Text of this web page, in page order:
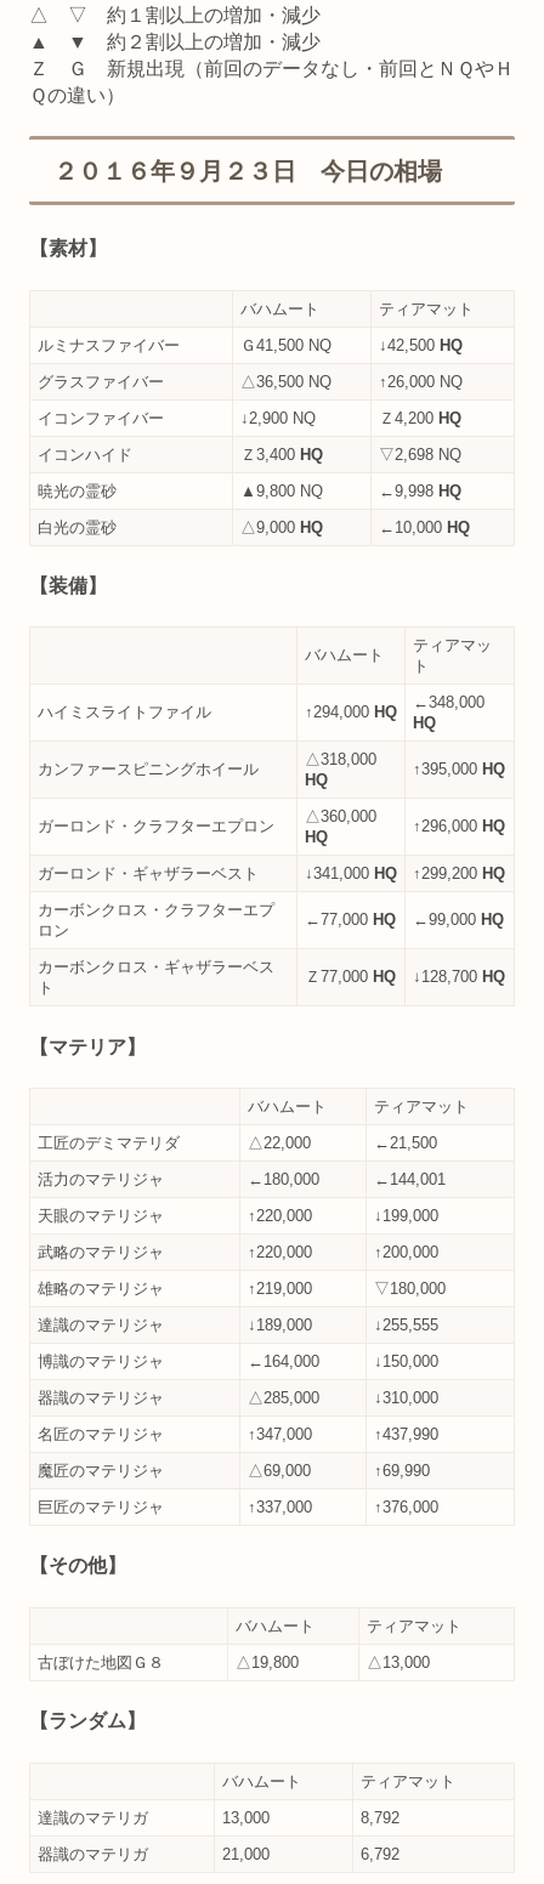
△ ▽ 約１割以上の増加・減少
▲ ▼ 約２割以上の増加・減少
Ｚ Ｇ 新規出現（前回のデータなし・前回とＮＱやＨ
Ｑの違い）
２０１６年９月２３日 今日の相場
【素材】
バハムート
ティアマット
ルミナスファイバー
Ｇ41,500 NQ ↓42,500 HQ
グラスファイバー
△36,500 NQ
↑26,000 NQ
イコンファイバー
↓2,900 NQ Ｚ4,200 HQ
イコンハイド
Ｚ3,400 HQ
▽2,698 NQ
暁光の霊砂
▲9,800 NQ ←9,998 HQ
白光の霊砂
△9,000 HQ ←10,000 HQ
【装備】
バハムート
ティアマッ
ト
ハイミスライトファイル ↑294,000 HQ
←348,000
HQ
カンファースピニングホイール
△318,000
HQ
↑395,000 HQ
ガーロンド・クラフターエプロン
△360,000
HQ
↑296,000 HQ
ガーロンド・ギャザラーベスト ↓341,000 HQ ↑299,200 HQ
カーボンクロス・クラフターエプ
ロン
←77,000 HQ ←99,000 HQ
カーボンクロス・ギャザラーベス
ト
Ｚ77,000 HQ ↓128,700 HQ
【マテリア】
バハムート
ティアマット
工匠のデミマテリダ
△22,000
←21,500
活力のマテリジャ
←180,000
←144,001
天眼のマテリジャ
↑220,000
↓199,000
武略のマテリジャ
↑220,000
↑200,000
雄略のマテリジャ
↑219,000
▽180,000
達識のマテリジャ
↓189,000
↓255,555
博識のマテリジャ
←164,000
↓150,000
器識のマテリジャ
△285,000
↓310,000
名匠のマテリジャ
↑347,000
↑437,990
魔匠のマテリジャ
△69,000
↑69,990
巨匠のマテリジャ
↑337,000 ↑376,000
【その他】
バハムート
ティアマット
古ぼけた地図Ｇ８
△19,800 △13,000
【ランダム】
バハムート
ティアマット
達識のマテリガ
13,000
8,792
器識のマテリガ
21,000 6,792